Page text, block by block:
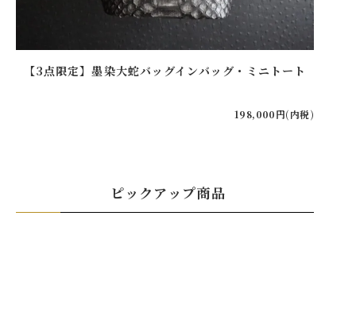
【3点限定】墨染大蛇バッグインバッグ・ミニトート
198,000円(内税)
ピックアップ商品